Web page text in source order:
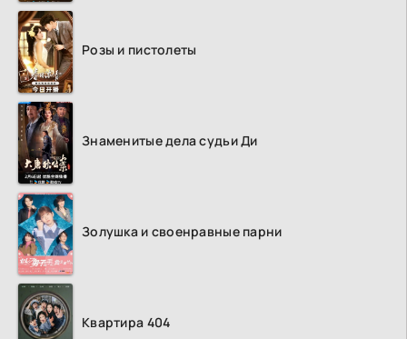
Розы и пистолеты
Знаменитые дела судьи Ди
Золушка и своенравные парни
Квартира 404